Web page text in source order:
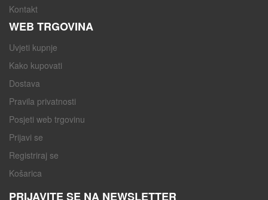
Kontakt
WEB TRGOVINA
Uvjeti kupnje
Kako kupovati
Dostava
Pravila privatnosti
Posjeti web trgovinu
Prijavi se
Registriraj se
Košarica
PRIJAVITE SE NA NEWSLETTER